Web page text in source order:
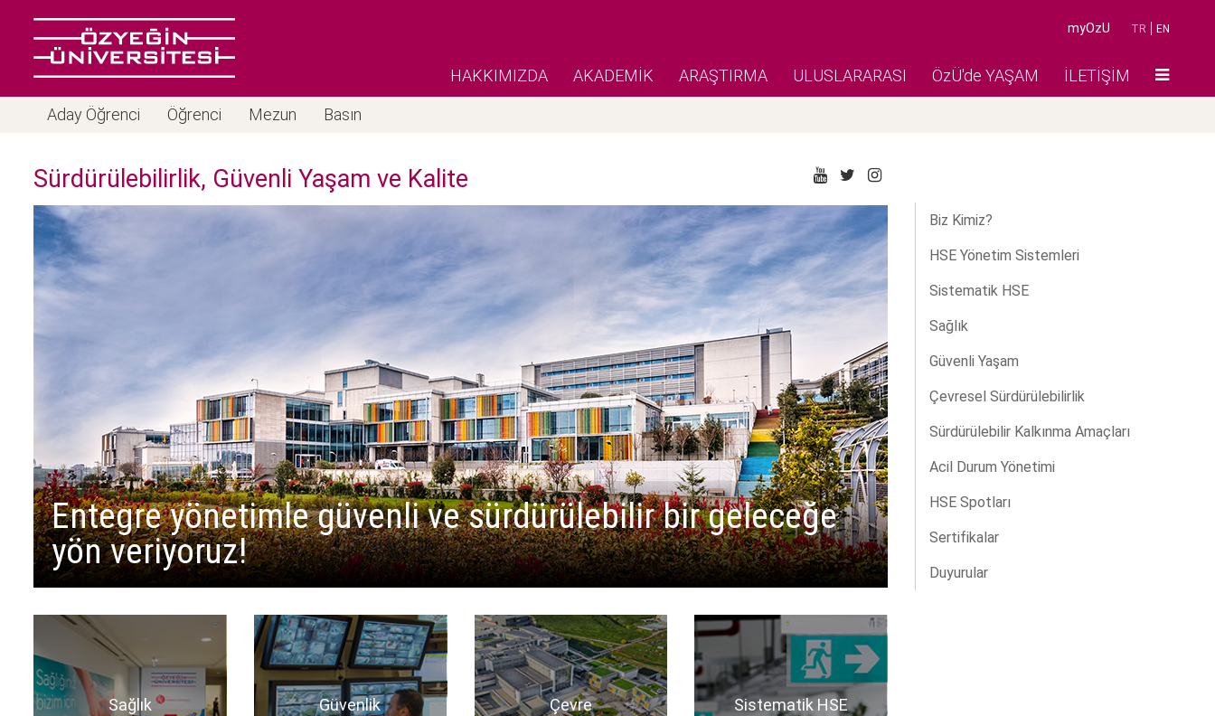
TR EN
myOzU
HAKKIMIZDA AKADEMİK ARAŞTIRMA ULUSLARARASI ÖzÜ'de YAŞAM İLETİŞİM
Aday Öğrenci Öğrenci Mezun Basın
Sürdürülebilirlik, Güvenli Yaşam ve Kalite
Entegre yönetimle güvenli ve sürdürülebilir bir geleceğe
yön veriyoruz!
Sağlık Güvenlik Çevre Sistematik HSE
Biz Kimiz?
HSE Yönetim Sistemleri
Sistematik HSE
Sağlık
Güvenli Yaşam
Çevresel Sürdürülebilirlik
Sürdürülebilir Kalkınma Amaçları
Acil Durum Yönetimi
HSE Spotları
Sertifikalar
Duyurular